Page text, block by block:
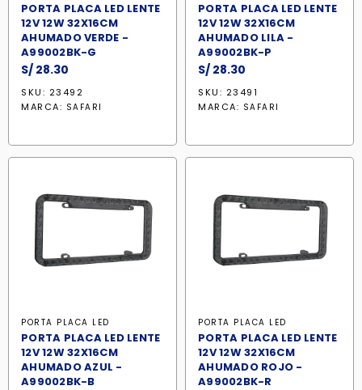
PORTA PLACA LED LENTE
12V 12W 32X16CM
AHUMADO VERDE -
A99002BK-G
S/ 28.30
SKU: 23492
MARCA: SAFARI
PORTA PLACA LED LENTE
12V 12W 32X16CM
AHUMADO LILA -
A99002BK-P
S/ 28.30
SKU: 23491
MARCA: SAFARI
PORTA PLACA LED
PORTA PLACA LED LENTE
12V 12W 32X16CM
AHUMADO AZUL -
A99002BK-B
PORTA PLACA LED
PORTA PLACA LED LENTE
12V 12W 32X16CM
AHUMADO ROJO -
A99002BK-R